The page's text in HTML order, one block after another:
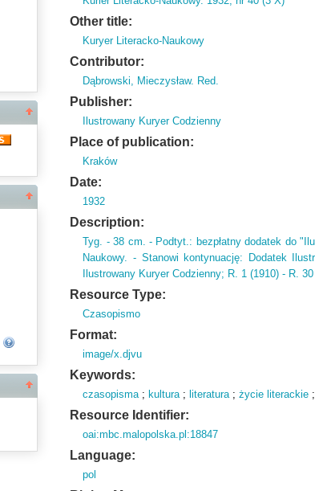
Other title:
Kuryer Literacko-Naukowy
Contributor:
Dąbrowski, Mieczysław. Red.
Publisher:
Ilustrowany Kuryer Codzienny
Place of publication:
Kraków
Date:
1932
Description:
Tyg. - 38 cm. - Podtyt.: bezpłatny dodatek do
Naukowy. - Stanowi kontynuację: Dodatek
Ilustrowany Kuryer Codzienny; R. 1 (1910) - R.
Resource Type:
Czasopismo
Format:
image/x.djvu
Keywords:
czasopisma; kultura; literatura;życie literackie
Resource Identifier:
oai:mbc.malopolska.pl:18847
Language:
pol